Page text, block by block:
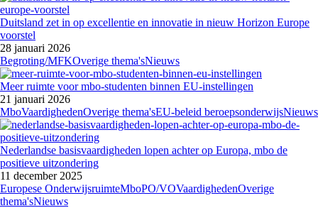
Duitsland zet in op excellentie en innovatie in nieuw Horizon Europe
voorstel
28 januari 2026
Begroting/MFKOverige thema'sNieuws
Meer ruimte voor mbo-studenten binnen EU-instellingen
21 januari 2026
MboVaardighedenOverige thema'sEU-beleid beroepsonderwijsNieuws
Nederlandse basisvaardigheden lopen achter op Europa, mbo de
positieve uitzondering
11 december 2025
Europese OnderwijsruimteMboPO/VOVaardighedenOverige
thema'sNieuws